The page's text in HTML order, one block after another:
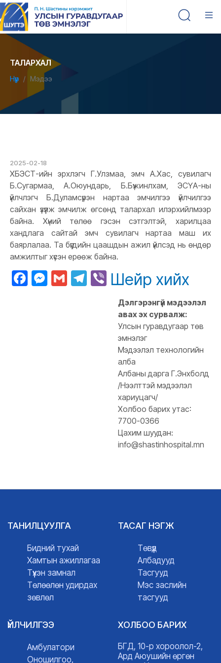
ТАЛАРХАЛ
Нүүр Мэдээ
2025-02-18
ХБЭСТ-ийн эрхлэгч Г.Улзмаа, эмч А.Хас, сувилагч
Б.Сугармаа, А.Оюундарь, Б.Бүжинлхам, ЭСҮА-ны
үйлчлэгч Б.Дуламсүрэн нартаа эмчилгээ үйлчилгээ
сайхан үзүүлж эмчилж өгсөнд талархал илэрхийлмээр
байна. Хүний төлөө гэсэн сэтгэлтэй, харилцаа
хандлага сайтай эмч сувилагч нартаа маш их
баярлалаа. Та бүгдийн цаашдын ажил үйлсэд нь өндөр
амжилтыг хүсэн ерөөж байна.
Facebook
Messenger
GmailTelegram
Viber
Шейр хийх
Дэлгэрэнгүй мэдээлэл
авах эх сурвалж:
Улсын гуравдугаар төв
эмнэлэг
Мэдээлэл технологийн
алба
Албаны дарга Г.Энхболд
/Нээлттэй мэдээлэл
хариуцагч/
Холбоо барих утас:
7700-0366
Цахим шуудан:
info@shastinhospital.mn
ТАНИЛЦУУЛГА
Бидний тухай
Хамтын ажиллагаа
Түүхэн замнал
Төлөөлөн удирдах
зөвлөл
ТАСАГ НЭГЖ
Төвүүд
Албадууд
Тасгууд
Мэс заслийн
тасгууд
ҮЙЛЧИЛГЭЭ
Амбулатори
Оношилгоо,
ХОЛБОО БАРИХ
БГД, 10-р хороолол-2,
Ард Аюушийн өргөн